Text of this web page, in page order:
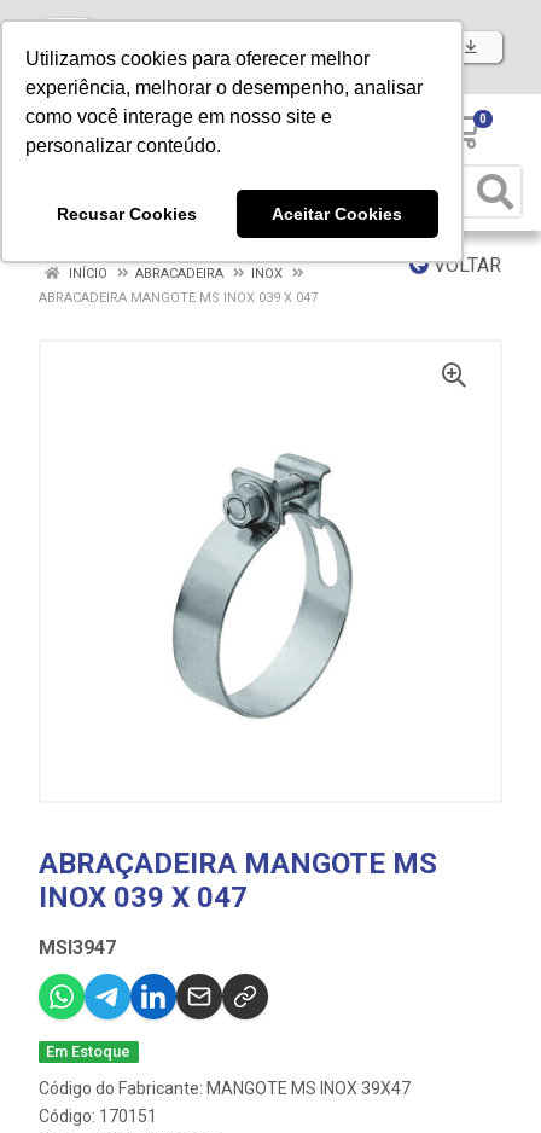
Utilizamos cookies para oferecer melhor
experiência, melhorar o desempenho, analisar
como você interage em nosso site e
personalizar conteúdo.
Recusar Cookies Aceitar Cookies
Baixe já nosso APP
0
VOLTAR
INÍCIO ABRACADEIRA
INOX
ABRACADEIRA MANGOTE MS INOX 039 X 047
ABRAÇADEIRA MANGOTE MS
INOX 039 X 047
MSI3947
Em Estoque
Código do Fabricante: MANGOTE MS INOX 39X47
Código: 170151